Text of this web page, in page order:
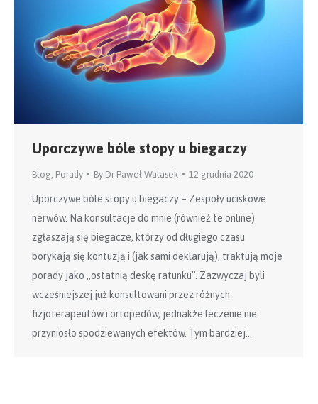
Uporczywe bóle stopy u biegaczy
Blog Porady By Dr Paweł Walasek 12 grudnia 2020
Uporczywe bóle stopy u biegaczy – Zespoły uciskowe
nerwów. Na konsultacje do mnie (również te online)
zgłaszają się biegacze, którzy od długiego czasu
borykają się kontuzją i (jak sami deklarują), traktują moje
porady jako „ostatnią deskę ratunku”. Zazwyczaj byli
wcześniejszej już konsultowani przez różnych
fizjoterapeutów i ortopedów, jednakże leczenie nie
przyniosło spodziewanych efektów. Tym bardziej…